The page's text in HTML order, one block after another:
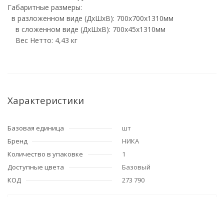
Габаритные размеры:
в разложенном виде (ДхШхВ): 700х700х1310мм
в сложенном виде (ДхШхВ): 700х45х1310мм
Вес Нетто: 4,43 кг
Характеристики
Базовая единица
шт
Бренд
НИКА
Количество в упаковке
1
Доступные цвета
Базовый
КОД
273 790